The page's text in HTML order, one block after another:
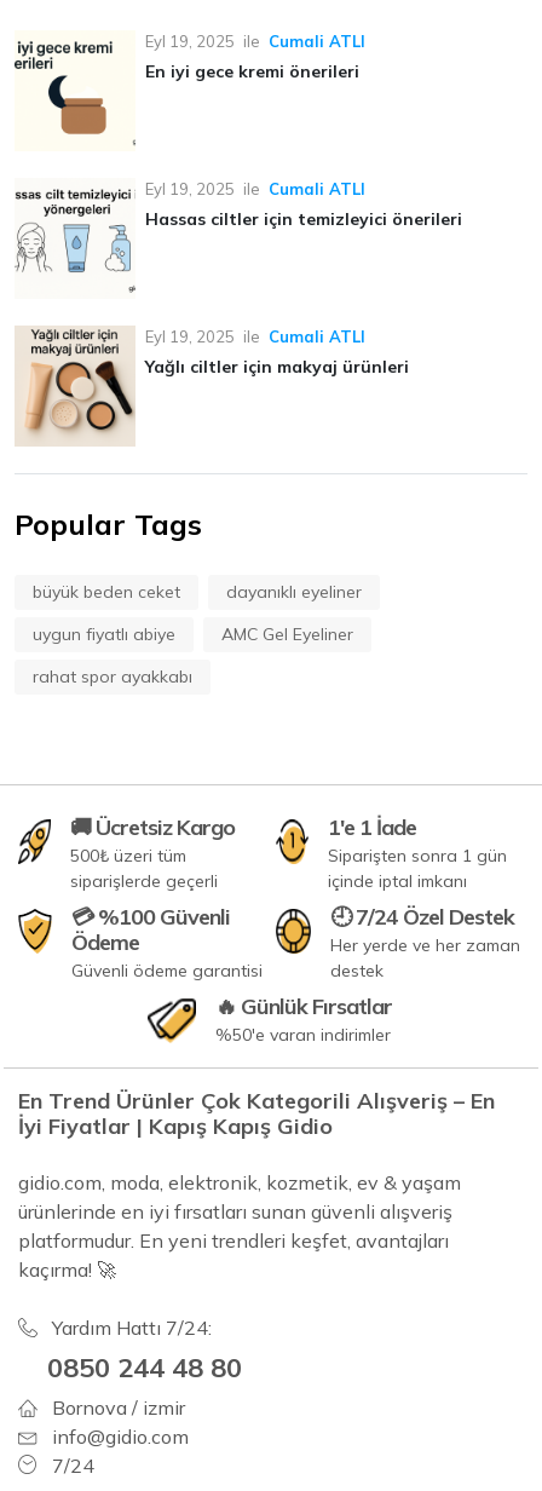
Eyl 19, 2025 ile Cumali ATLI
En iyi gece kremi önerileri
Eyl 19, 2025 ile Cumali ATLI
Hassas ciltler için temizleyici önerileri
Eyl 19, 2025 ile Cumali ATLI
Yağlı ciltler için makyaj ürünleri
Popular Tags
büyük beden ceket
dayanıklı eyeliner
uygun fiyatlı abiye
AMC Gel Eyeliner
rahat spor ayakkabı
🚚 Ücretsiz Kargo
500₺ üzeri tüm
siparişlerde geçerli
1'e 1 İade
Siparişten sonra 1 gün
içinde iptal imkanı
💳 %100 Güvenli
Ödeme
Güvenli ödeme garantisi
🕘 7/24 Özel Destek
Her yerde ve her zaman
destek
🔥 Günlük Fırsatlar
%50'e varan indirimler
En Trend Ürünler Çok Kategorili Alışveriş – En
İyi Fiyatlar | Kapış Kapış Gidio
gidio.com, moda, elektronik, kozmetik, ev & yaşam
ürünlerinde en iyi fırsatları sunan güvenli alışveriş
platformudur. En yeni trendleri keşfet, avantajları
kaçırma! 🚀
Yardım Hattı 7/24:
0850 244 48 80
Bornova / izmir
info@gidio.com
7/24